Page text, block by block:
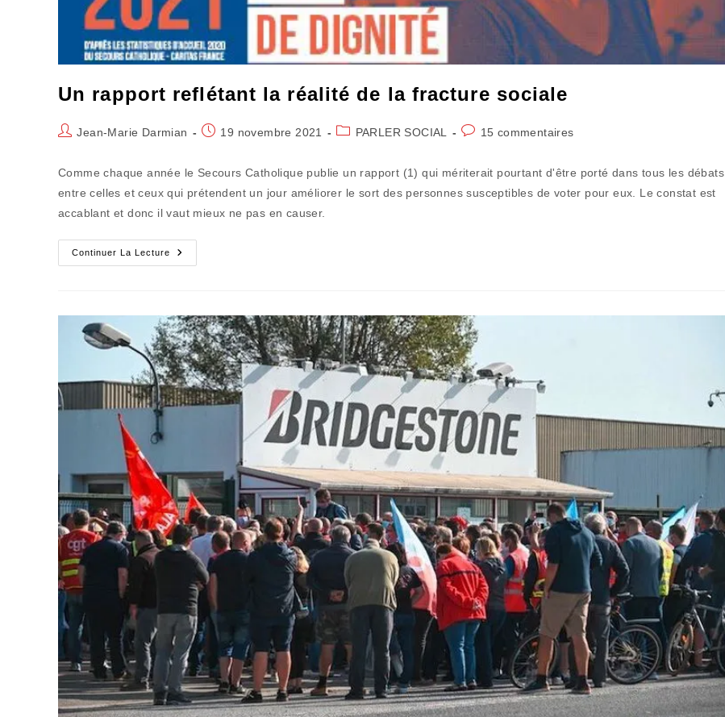
Un rapport reflétant la réalité de la fracture sociale
Auteur/autrice
Jean-Marie Darmian
Publication
19 novembre 2021
PostPARLER SOCIAL
Commentaires
publication :
15 commentaires
Comme chaque année le Secours Catholique publie un rapport (1) qui mériterait pourtant d'être porté dans tous les débats
entre celles et ceux qui prétendent un jour améliorer le sort des personnes susceptibles de voter pour eux. Le constat est
accablant et donc il vaut mieux ne pas en causer.
Continuer La Lecture
Un
Rapport
La
Fracture
Sociale